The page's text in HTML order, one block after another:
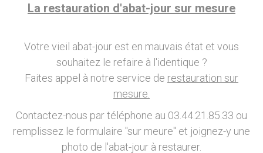
La restauration d'abat-jour sur mesure
Votre vieil abat-jour est en mauvais état et vous
souhaitez le refaire à l'identique ?
Faites appel à notre service de restauration sur
mesure.
Contactez-nous par téléphone au 03.44.21.85.33 ou
remplissez le formulaire "sur meure" et joignez-y une
photo de l'abat-jour à restaurer.